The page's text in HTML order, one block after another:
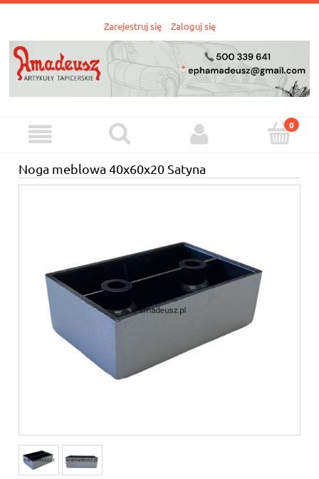
Zarejestruj się Zaloguj się
Noga meblowa 40x60x20 Satyna